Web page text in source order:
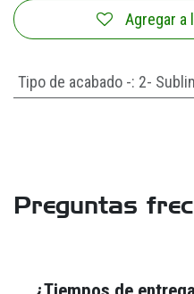
Agregar a
Tipo de acabado -: 2-
Preguntas